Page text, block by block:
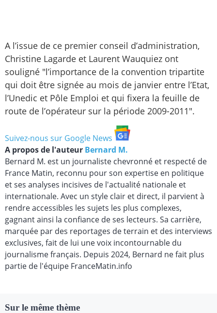
A l’issue de ce premier conseil d’administration,
Christine Lagarde et Laurent Wauquiez ont
souligné "l’importance de la convention tripartite
qui doit être signée au mois de janvier entre l’Etat,
l’Unedic et Pôle Emploi et qui fixera la feuille de
route de l’opérateur sur la période 2009-2011".
Suivez-nous sur Google News
A propos de l'auteur Bernard M.
Bernard M. est un journaliste chevronné et respecté de
France Matin, reconnu pour son expertise en politique
et ses analyses incisives de l'actualité nationale et
internationale. Avec un style clair et direct, il parvient à
rendre accessibles les sujets les plus complexes,
gagnant ainsi la confiance de ses lecteurs. Sa carrière,
marquée par des reportages de terrain et des interviews
exclusives, fait de lui une voix incontournable du
journalisme français. Depuis 2024, Bernard ne fait plus
partie de l'équipe FranceMatin.info
Sur le même thème